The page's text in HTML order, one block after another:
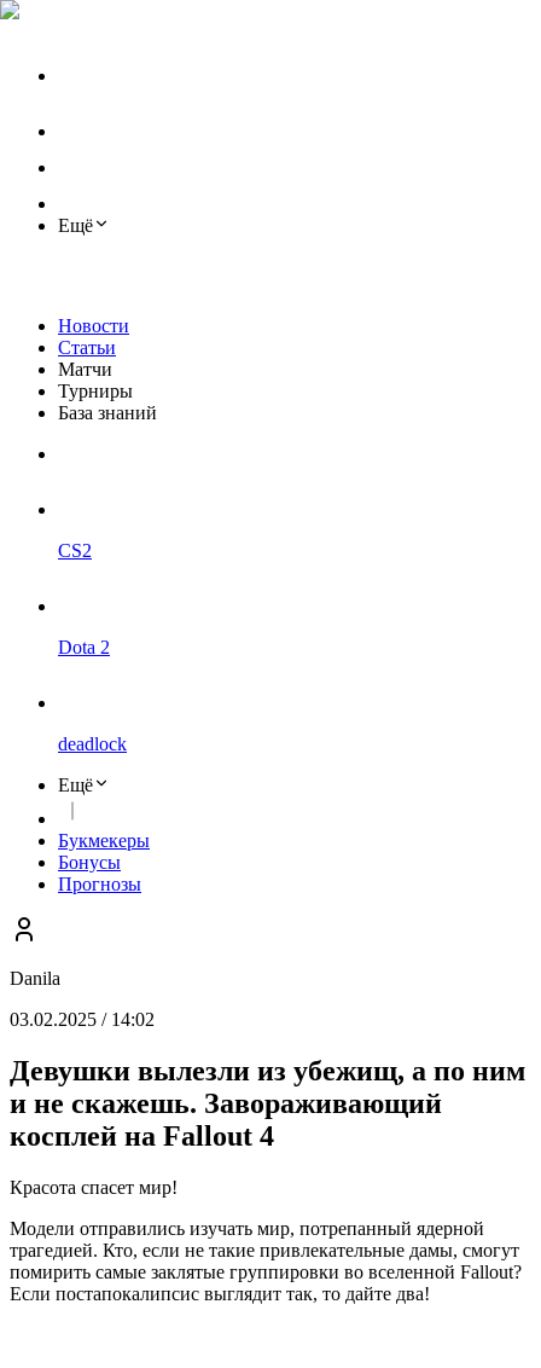
Ещё
Новости
Статьи
Матчи
Турниры
База знаний
CS2
Dota 2
deadlock
Ещё
Букмекеры
Бонусы
Прогнозы
Danila
03.02.2025 / 14:02
Девушки вылезли из убежищ, а по ним
и не скажешь. Завораживающий
косплей на Fallout 4
Красота спасет мир!
Модели отправились изучать мир, потрепанный ядерной
трагедией. Кто, если не такие привлекательные дамы, смогут
помирить самые заклятые группировки во вселенной Fallout?
Если постапокалипсис выглядит так, то дайте два!